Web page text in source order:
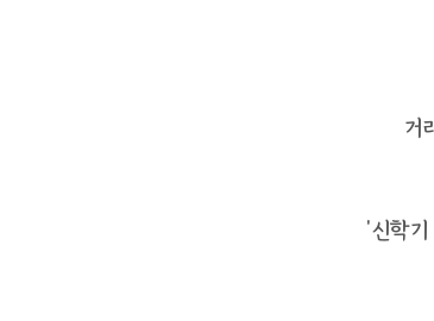
거
‘신학